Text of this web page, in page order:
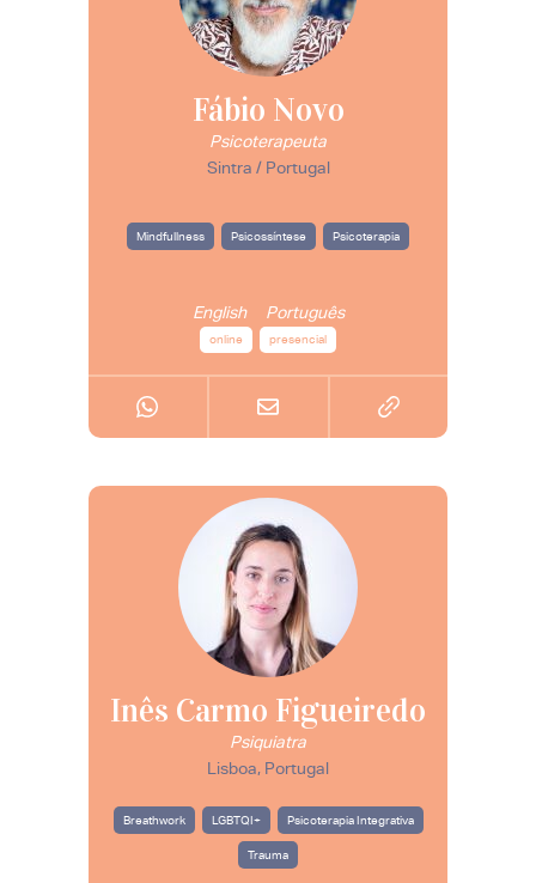
Fábio Novo
Psicoterapeuta
Sintra / Portugal
Mindfullness Psicossíntese Psicoterapia
English Português
online presencial
Inês Carmo Figueiredo
Psiquiatra
Lisboa, Portugal
Breathwork LGBTQI+ Psicoterapia Integrativa
Trauma